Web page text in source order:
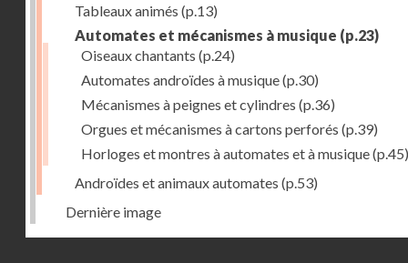
Tableaux animés (p.13)
Automates et mécanismes à musique (p.23)
Oiseaux chantants (p.24)
Automates androïdes à musique(p.30)
Mécanismes à peignes et cylindres (p.36)
Orgues et mécanismes à cartons perforés (p.39)
Horloges et montres à automates et à musique(p.45)
Androïdes et animaux automates (p.53)
Dernière image